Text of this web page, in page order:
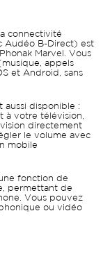
connectivité
Audéo B-Direct) est
Marvel. Vous
appels
et Android, sans
aussi disponible :
à votre télévision,
directement
le volume avec
mobile
fonction de
permettant de
Vous pouvez
ou vidéo